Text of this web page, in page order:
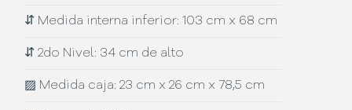
⇵ Medida interna inferior: 103 cm x 68 cm
⇵2do Nivel: 34 cm de alto
▨ Medida caja: 23 cm x 26 cm x 78,5 cm